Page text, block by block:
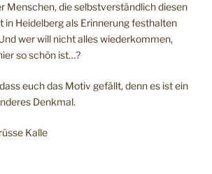
Menschen, die selbstverständlich diesen
in Heidelberg als Erinnerung festhalten
wer will nicht alles wiederkommen,
so schön ist…?
euch das Motiv gefällt, denn es ist ein
Denkmal.
Kalle